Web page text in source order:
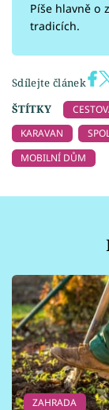
Píše hlavně o
tradicích.
Sdílejte článek
ŠTÍTKY
KARAVAN
MOBILNÍ DŮM
ZAHRADA